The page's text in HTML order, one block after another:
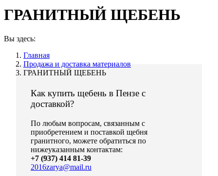
ГРАНИТНЫЙ ЩЕБЕНЬ
Вы здесь:
Главная
Продажа и доставка материалов
ГРАНИТНЫЙ ЩЕБЕНЬ
Как купить щебень в Пензе с
доставкой?
По любым вопросам, связанным с
приобретением и поставкой щебня
гранитного, можете обратиться по
нижеуказанным контактам:
+7 (937) 414 81-39
2016zarya@mail.ru